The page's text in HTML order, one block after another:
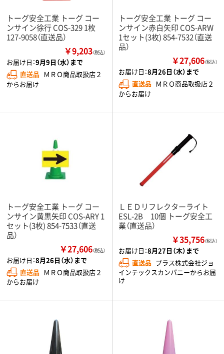
トーグ安全工業 トーグ コー
ンサイン徐行 COS-329 1枚
127-9058（直送品）
￥9,203（税込）
お届け日：9月9日（水）まで
直送品 ＭＲＯ商品取扱店２
からお届け
トーグ安全工業 トーグ コー
ンサイン赤白矢印 COS-ARW
1セット(3枚) 854-7532（直送
品）
￥27,606（税込）
お届け日：8月26日（水）まで
直送品 ＭＲＯ商品取扱店２
からお届け
トーグ安全工業 トーグ コー
ンサイン黄黒矢印 COS-ARY 1
セット(3枚) 854-7533（直送
品）
￥27,606（税込）
お届け日：8月26日（水）まで
直送品 ＭＲＯ商品取扱店２
からお届け
ＬＥＤリフレクターライト
ESL-2B 10個 トーグ安全工
業（直送品）
￥35,756（税込）
お届け日：8月27日（木）まで
直送品 プラス株式会社ジョ
インテックスカンパニーからお届
け